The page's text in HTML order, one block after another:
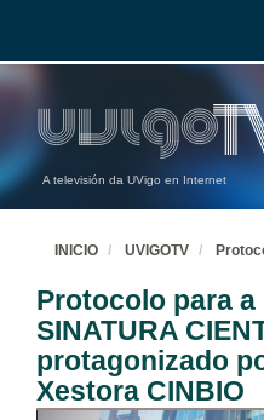
A televisión da UVigo en Internet
INICIO UVIGOTV
Protocolo para
SINATURA
protagonizado
Xestora CINBIO